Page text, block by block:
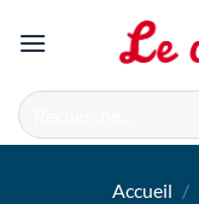
Recherche
pour :
Accueil /